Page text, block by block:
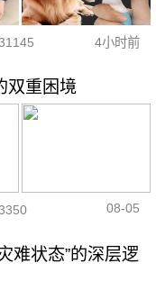
4小时前
双重困境
08-05
难状态”的深层逻